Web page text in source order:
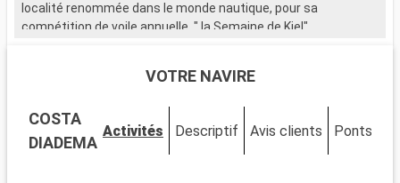
localité renommée dans le monde nautique, pour sa
compétition de voile annuelle, " la Semaine de Kiel".
VOTRE NAVIRE
COSTA
DIADEMA
Activités Descriptif Avis clients Ponts